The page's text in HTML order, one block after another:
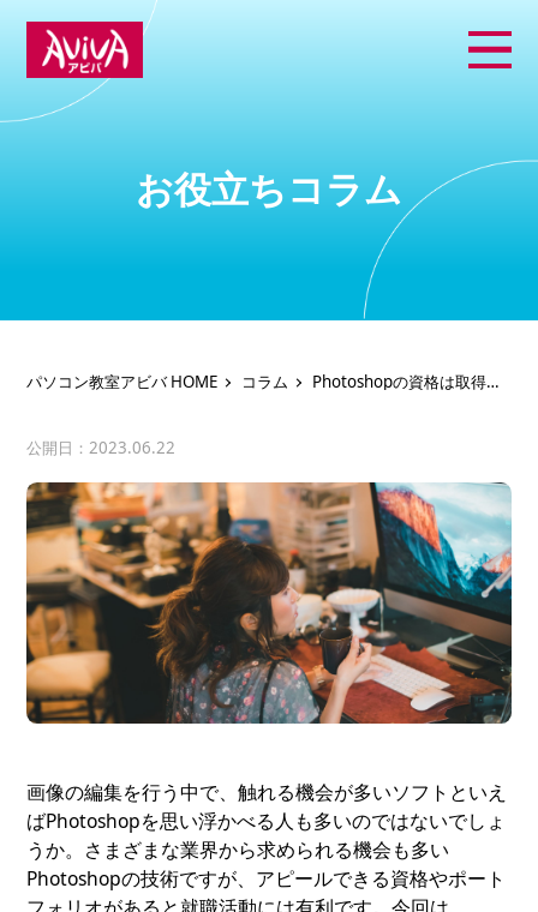
お役立ちコラム
パソコン教室アビバ HOME コラム Photoshopの資格は取得し
た方がいいの？試験概要の
公開日：2023.06.22
画像の編集を行う中で、触れる機会が多いソフトといえ
ばPhotoshopを思い浮かべる人も多いのではないでしょ
うか。さまざまな業界から求められる機会も多い
Photoshopの技術ですが、アピールできる資格やポート